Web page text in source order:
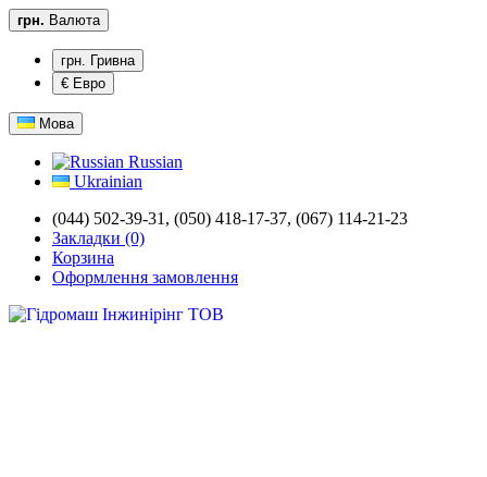
грн. Валюта
грн. Гривна
€ Евро
Мова
Russian
Ukrainian
(044) 502-39-31, (050) 418-17-37, (067) 114-21-23
Закладки (0)
Корзина
Оформлення замовлення